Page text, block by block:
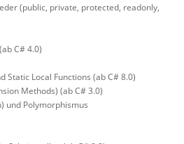
(public, private, protected, readonly,
C# 4.0)
Static Local Functions (ab C# 8.0)
Methods) (ab C# 3.0)
und Polymorphismus